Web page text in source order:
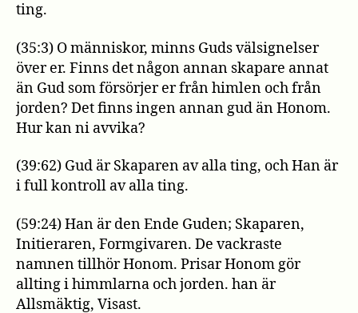
ting.
(35:3) O människor, minns Guds välsignelser
över er. Finns det någon annan skapare annat
än Gud som försörjer er från himlen och från
jorden? Det finns ingen annan gud än Honom.
Hur kan ni avvika?
(39:62) Gud är Skaparen av alla ting, och Han är
i full kontroll av alla ting.
(59:24) Han är den Ende Guden; Skaparen,
Initieraren, Formgivaren. De vackraste
namnen tillhör Honom. Prisar Honom gör
allting i himmlarna och jorden. han är
Allsmäktig, Visast.